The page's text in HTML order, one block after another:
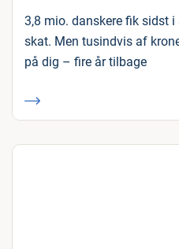
3,8 mio. danskere fik sidst
skat. Men tusindvis af
på dig – fire år tilbage